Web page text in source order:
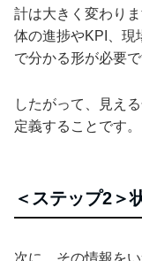
計は大きく変わり
体の進捗やKPI、現
で分かる形が必要で
したがって、見え
定義することです。
＜ステップ2＞
次に、その情報を